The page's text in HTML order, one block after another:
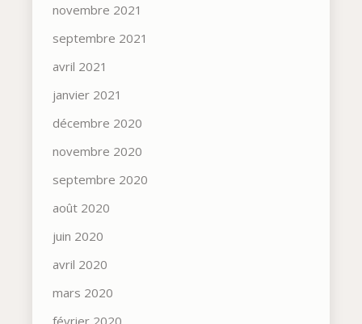
novembre 2021
septembre 2021
avril 2021
janvier 2021
décembre 2020
novembre 2020
septembre 2020
août 2020
juin 2020
avril 2020
mars 2020
février 2020